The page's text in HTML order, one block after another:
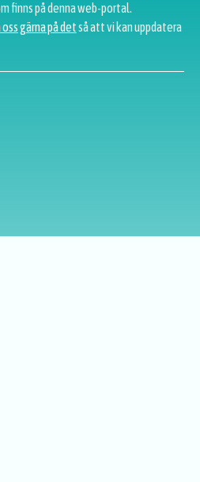
finns på denna web-portal.
gärna på detså att vi kan uppdatera